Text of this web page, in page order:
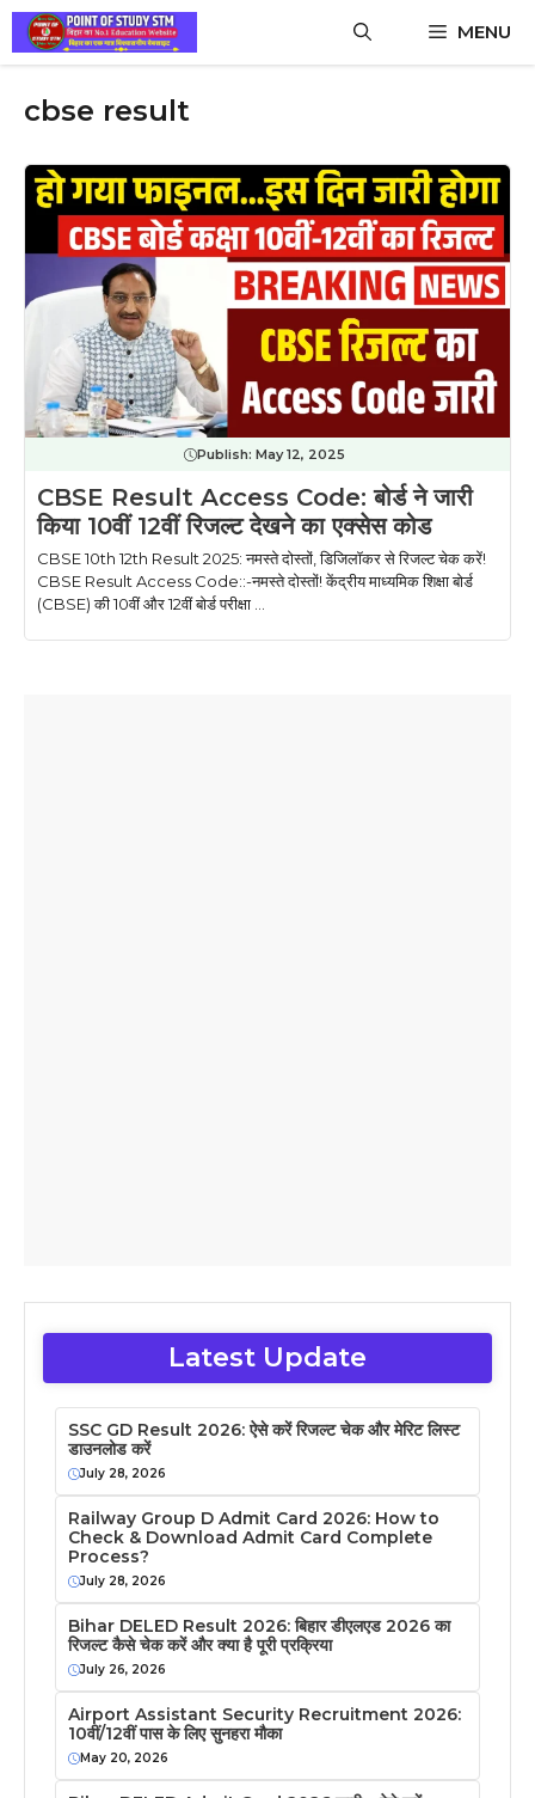
Skip
content
MENU
cbse result
Publish: May 12, 2025
CBSE Result Access Code: बोर्ड ने जारी
किया 10वीं 12वीं रिजल्ट देखने का एक्सेस कोड
CBSE 10th 12th Result 2025: नमस्ते दोस्तों, डिजिलॉकर से रिजल्ट चेक करें!
CBSE Result Access Code::-नमस्ते दोस्तों! केंद्रीय माध्यमिक शिक्षा बोर्ड
(CBSE) की 10वीं और 12वीं बोर्ड परीक्षा ...
Latest Update
SSC GD Result 2026: ऐसे करें रिजल्ट चेक और मेरिट लिस्ट
डाउनलोड करें
July 28, 2026
Railway Group D Admit Card 2026: How to
Check & Download Admit Card Complete
Process?
July 28, 2026
Bihar DELED Result 2026: बिहार डीएलएड 2026 का
रिजल्ट कैसे चेक करें और क्या है पूरी प्रक्रिया
July 26, 2026
Airport Assistant Security Recruitment 2026:
10वीं/12वीं पास के लिए सुनहरा मौका
May 20, 2026